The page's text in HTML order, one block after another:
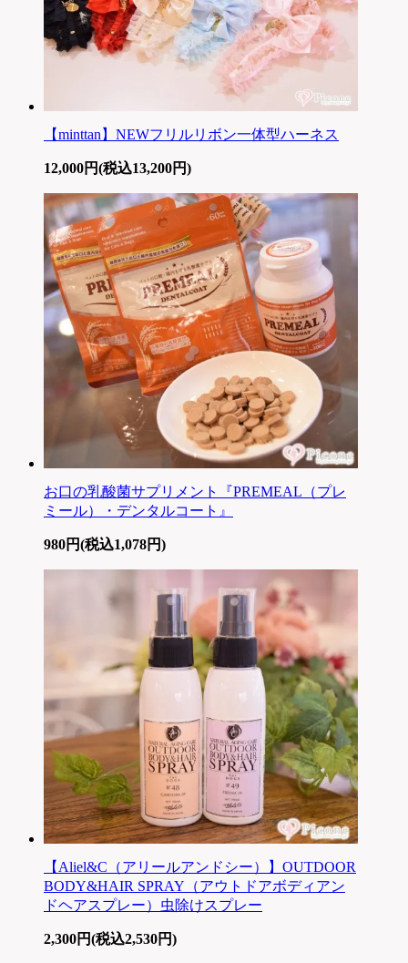
【minttan】NEWフリルリボン一体型ハーネス
12,000円(税込13,200円)
お口の乳酸菌サプリメント『PREMEAL（プレ
ミール）・デンタルコート』
980円(税込1,078円)
【Aliel&C（アリールアンドシー）】OUTDOOR
BODY&HAIR SPRAY（アウトドアボディアン
ドヘアスプレー）虫除けスプレー
2,300円(税込2,530円)